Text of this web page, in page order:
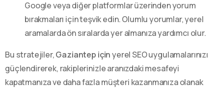
Google veya diğer platformlar üzerinden yorum
bırakmaları için teşvik edin. Olumlu yorumlar, yerel
aramalarda ön sıralarda yer almanıza yardımcı olur.
Bu stratejiler,Gaziantep içinyerel SEO uygulamalarınızı
güçlendirerek, rakiplerinizle aranızdaki mesafeyi
kapatmanıza ve daha fazla müşteri kazanmanıza olanak